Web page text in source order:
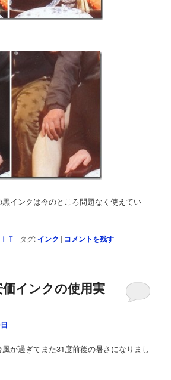
インクは今のところ問題なく使えてい
Ｔ | タグ: インク | コメントを残す
インクの使用実
が過ぎてまた31度前後の暑さになりまし